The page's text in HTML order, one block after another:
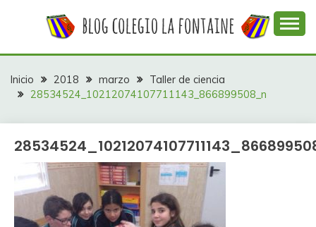
COLEGIO LA
FONTAINE
colegio La Fontaine
Inicio 2018 marzo
Taller de ciencia
28534524_10212074107711143_866899508_n